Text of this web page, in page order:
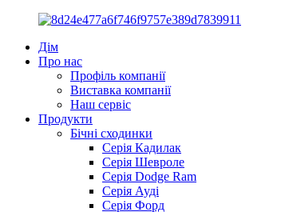
Дім
Про нас
Профіль компанії
Виставка компанії
Наш сервіс
Продукти
Бічні сходинки
Серія Кадилак
Серія Шевроле
Серія Dodge Ram
Серія Ауді
Серія Форд